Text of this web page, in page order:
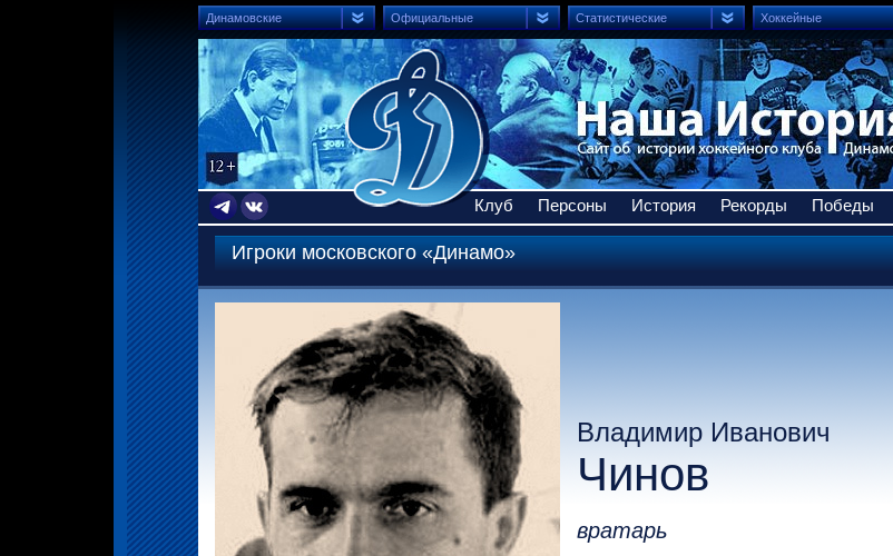
Динамовские Официальные Статистические Хоккейные
Клуб Персоны История Рекорды Победы
Игроки московского «Динамо»
Владимир Иванович
Чинов
вратарь